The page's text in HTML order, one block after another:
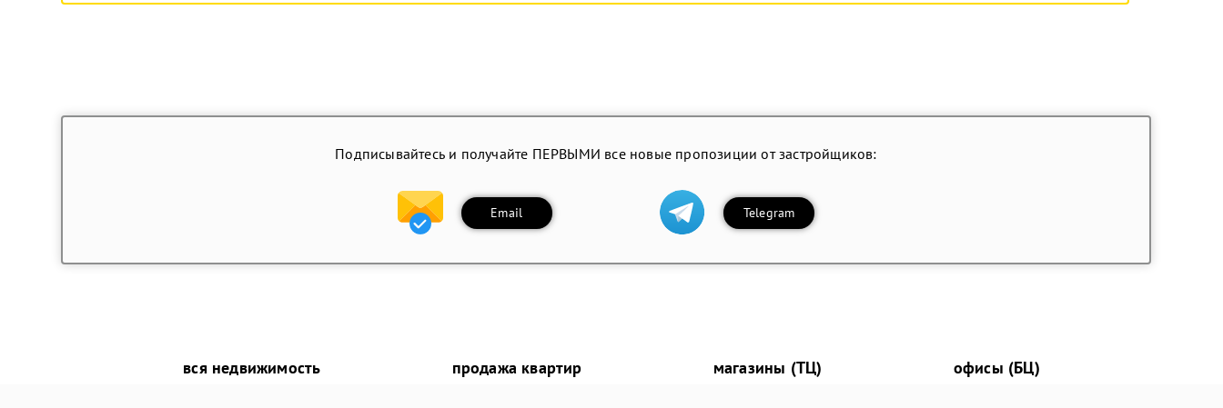
Подписывайтесь и получайте ПЕРВЫМИ все новые пропозиции от застройщиков:
Email Telegram
вся недвижимость продажа квартир магазины (ТЦ) офисы (БЦ)